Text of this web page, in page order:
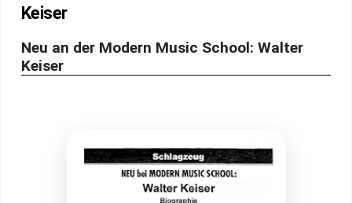
Keiser
Neu an der Modern Music School: Walter
Keiser